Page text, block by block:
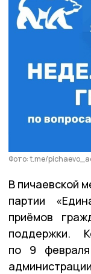
Фото: t.me/
В пичаевской
партии
приёмов
поддержки.
по 9